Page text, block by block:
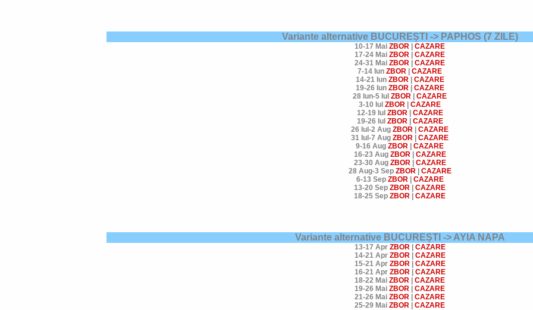
Variante alternative BUCUREȘTI -> PAPHOS (7 ZILE)
10-17 Mai ZBOR | CAZARE
17-24 Mai ZBOR | CAZARE
24-31 Mai ZBOR | CAZARE
7-14 Iun ZBOR | CAZARE
14-21Iun ZBOR| CAZARE
19-26 Iun ZBOR| CAZARE
28 Iun-5 Iul ZBOR | CAZARE
3-10 Iul ZBOR | CAZARE
12-19Iul ZBOR| CAZARE
19-26 Iul ZBOR| CAZARE
26 Iul-2 Aug ZBOR | CAZARE
31 Iul-7 Aug ZBOR | CAZARE
9-16 Aug ZBOR | CAZARE
16-23Aug ZBOR| CAZARE
23-30 Aug ZBOR| CAZARE
28 Aug-3Sep ZBOR| CAZARE
6-13Sep ZBOR| CAZARE
13-20 Sep ZBOR | CAZARE
18-25 Sep ZBOR | CAZARE
Variante alternative BUCUREȘTI -> AYIA NAPA
13-17 Apr ZBOR| CAZARE
14-21 Apr ZBOR| CAZARE
15-21 Apr ZBOR| CAZARE
16-21 Apr ZBOR| CAZARE
18-22 Mai ZBOR
CAZARE
19-26 Mai ZBOR
CAZARE
21-26 Mai ZBOR
CAZARE
25-29 Mai ZBOR CAZARE